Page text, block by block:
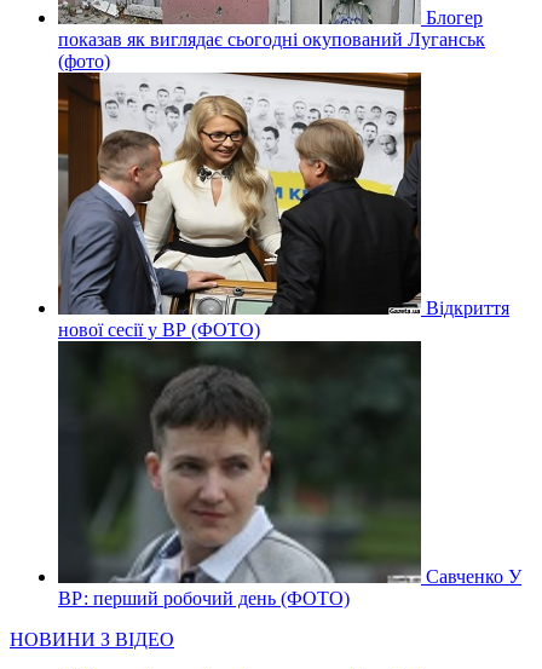
Блогер
показав як виглядає сьогодні окупований Луганськ
(фото)
Відкриття
нової сесії у ВР (ФОТО)
Савченко У
ВР: перший робочий день (ФОТО)
НОВИНИ З ВІДЕО